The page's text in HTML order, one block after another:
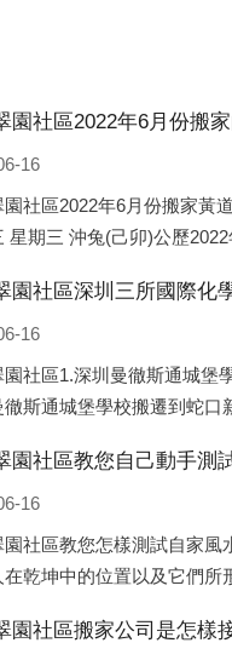
16
園社區2022年6月份搬家黃
星期三 沖兔(己卯)公歷
16
園社區1.深圳曼徹斯通城堡
徹斯通城堡學校搬遷到蛇
式并入蛇口外籍
園社區教您自己動手測
16
園社區教您怎樣測試自家
乾坤中的位置以及它們所
同住宅中的人，其一生中的
園社區搬家公司是怎樣